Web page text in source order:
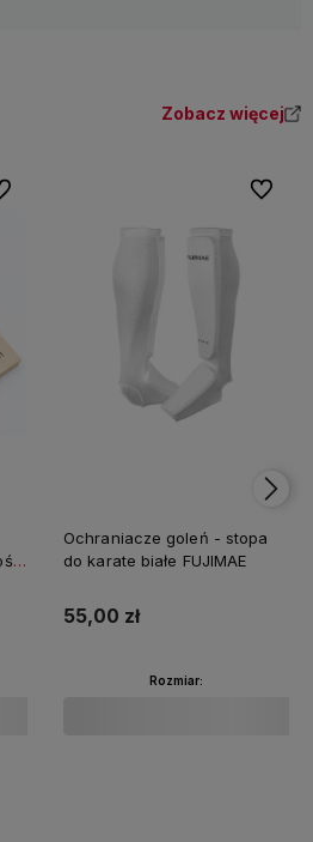
Zobacz więcej
ulubionych
Ochraniacze goleń - stopa
do karate białe FUJIMAE
55,00 zł
Rozmiar:
Do